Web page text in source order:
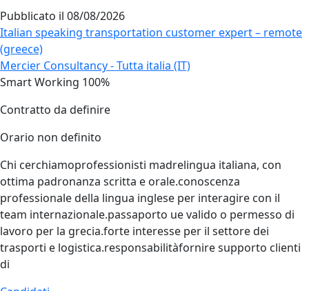
Pubblicato il 08/08/2026
Italian speaking transportation customer expert – remote
(greece)
Mercier Consultancy - Tutta italia (IT)
Smart Working 100%
Contratto da definire
Orario non definito
Chi cerchiamoprofessionisti madrelingua italiana, con
ottima padronanza scritta e orale.conoscenza
professionale della lingua inglese per interagire con il
team internazionale.passaporto ue valido o permesso di
lavoro per la grecia.forte interesse per il settore dei
trasporti e logistica.responsabilitàfornire supporto clienti
di